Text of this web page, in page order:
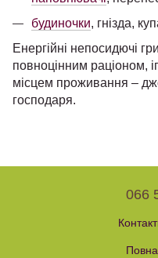
будиночки, гнізда,
Енергійні непосидючі
повноцінним раціоном,
місцем проживання –
господаря.
066
Повна